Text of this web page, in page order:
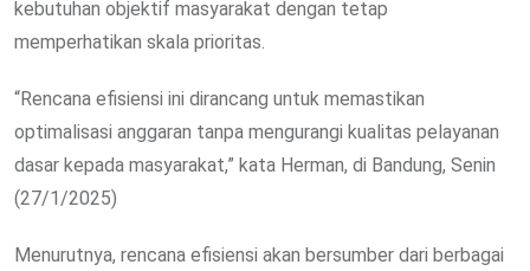
kebutuhan objektif masyarakat dengan tetap
memperhatikan skala prioritas.
“Rencana efisiensi ini dirancang untuk memastikan
optimalisasi anggaran tanpa mengurangi kualitas pelayanan
dasar kepada masyarakat,” kata Herman, di Bandung, Senin
(27/1/2025)
Menurutnya, rencana efisiensi akan bersumber dari berbagai